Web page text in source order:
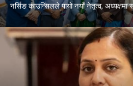
नर्सिङ काउन्सिलले पायो नयाँ नेतृत्व, अध्यक्षमा